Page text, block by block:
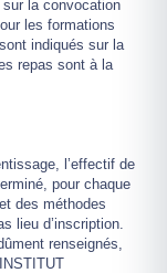
la convocation
les formations
indiqués sur la
repas sont à la
l’effectif de
pour chaque
des méthodes
lieu d’inscription.
renseignés,